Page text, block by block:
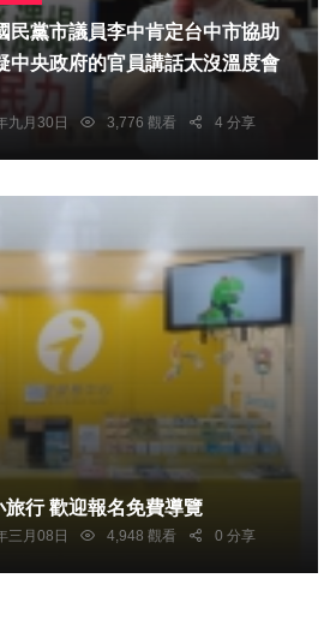
九月30日 3,776 觀看 4 分享
新竹市舊城假日小旅行 歡迎報名免費導覽
三月08日 4,948 觀看 0 分享